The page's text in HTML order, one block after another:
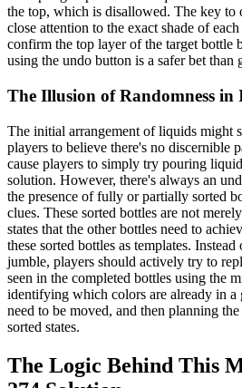
the top, which is disallowed. The key to
close attention to the exact shade of
confirm the top layer of the target bottle
using the undo button is a safer bet than
The Illusion of Randomness in
The initial arrangement of liquids might
players to believe there's no discernible
cause players to simply try pouring
solution. However, there's always an
the presence of fully or partially sorted
clues. These sorted bottles are not
states that the other bottles need to
these sorted bottles as templates.
jumble, players should actively try to
seen in the completed bottles using the
identifying which colors are already in
need to be moved, and then planning
sorted states.
The Logic Behind This